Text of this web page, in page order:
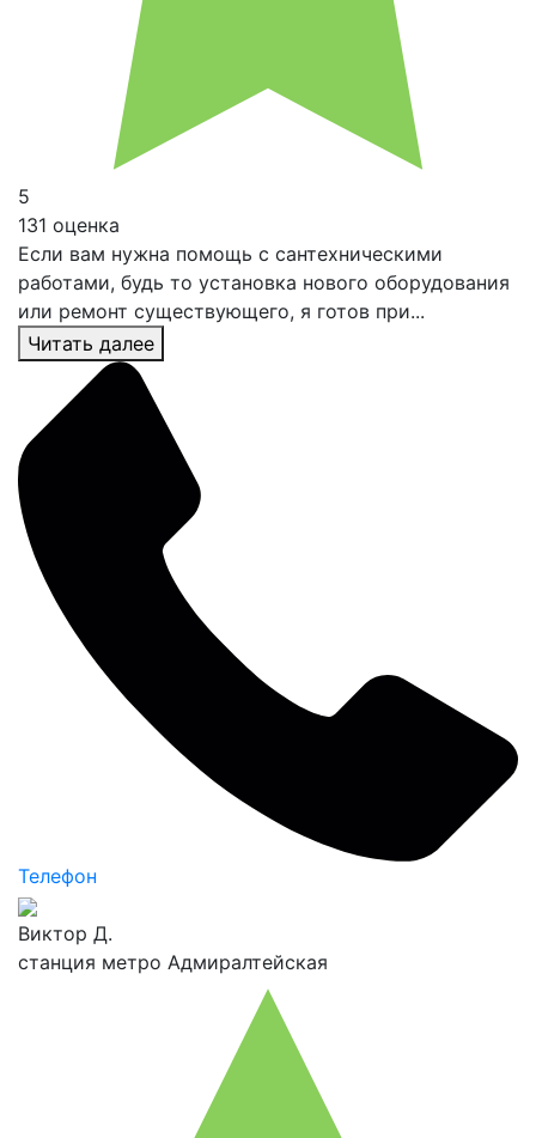
5
131 оценка
Если вам нужна помощь с сантехническими
работами, будь то установка нового оборудования
или ремонт существующего, я готов при...
Читать далее
Телефон
Виктор Д.
станция метро Адмиралтейская